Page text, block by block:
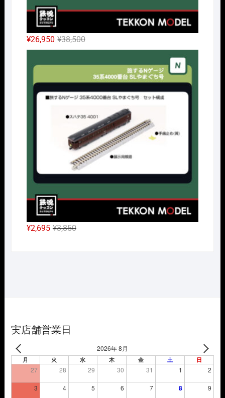
¥38,500元
の
価
¥38,500
し
た。
¥26,950
現
在
の
は
で
す。
¥3,850元
¥2,695
現
実店舗営業日
2026年 8月
月 火 水 木 金 土 日
27 28 29 30 31 1 2
3 4 5 6 7 8 9